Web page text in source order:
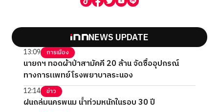
NEWS UPDATE
13:09 การเมือง
นายกฯ ทอดผ้าป่าสามัคคี 20 ล้าน จัดซื้ออุปกรณ์
ทางการแพทย์โรงพยาบาลระนอง
12:14 ข่าว
ฝนถล่มนครพนม น้ำท่วมหนักในรอบ 30 ปี